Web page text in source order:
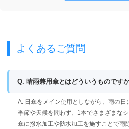
よくあるご質問
Q. 晴雨兼用傘とはどういうものです
A. 日傘をメイン使用としながら、雨の日
季節や天候を問わず、1本でさまざまな
傘に撥水加工や防水加工を施すことで雨